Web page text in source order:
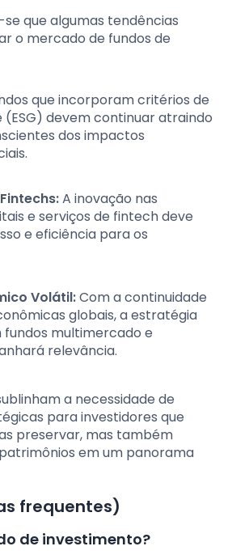
que algumas tendências
o mercado de fundos de
que incorporam critérios de
devem continuar atraindo
dos impactos
A inovação nas
e serviços de fintech deve
e eficiência para os
Volátil:Com a continuidade
globais, a estratégia
fundos multimercado e
relevância.
a necessidade de
para investidores que
preservar, mas também
em um panorama
frequentes)
de investimento?